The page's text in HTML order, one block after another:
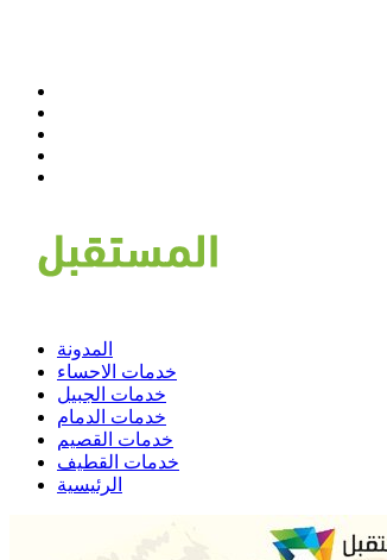
المدونة
خدمات الاحساء
خدمات الجبيل
خدمات الدمام
خدمات القصيم
خدمات القطيف
الرئيسية